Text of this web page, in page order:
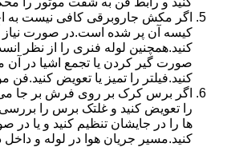
اگر مکش جاروبرقی کافی نیست به
کیسه آن پر شده است.در صورت نیاز
کنید.همچنین لوله فنری را از نظر
صورت گیر کردن یا تجمع اشیا در
کنید.فیلتر را تمیز یا تعویض کنید.فن
اگر برس کرک بر روی فرش بر جا
را تعویض کنید و غلتک برس را بررسی
ها را در جایشان تنظیم کنید و یا
کنید.مسیر جریان هوا در لوله و داخل